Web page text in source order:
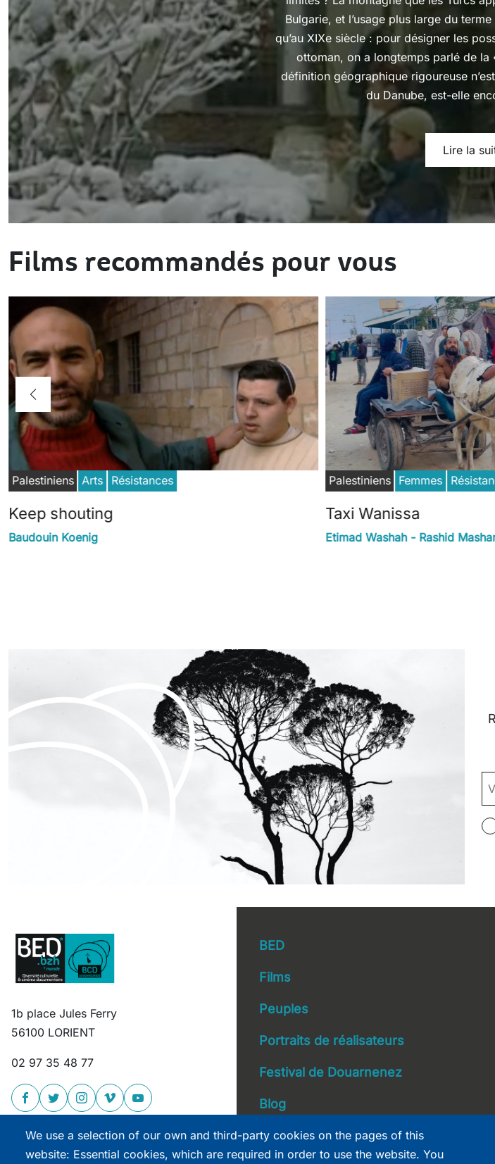
Bulgarie, et l’usage plus large du
qu’au XIXe siècle : pour désigner les
ottoman, on a longtemps parlé de la
définition géographique rigoureuse
du Danube, est-elle
Lire la
Films recommandés pour vous
Palestiniens Arts Résistances
Keep shouting
Baudouin Koenig
Palestiniens Femmes
Taxi Wanissa
Etimad Washah - Rashid
1b place Jules Ferry
56100 LORIENT
02 97 35 48 77
Main navigation
BED
Films
Peuples
Portraits de réalisateurs
Festival de Douarnenez
Blog
We use a selection of our own and third-party cookies on the pages of this
website: Essential cookies, which are required in order to use the website. You